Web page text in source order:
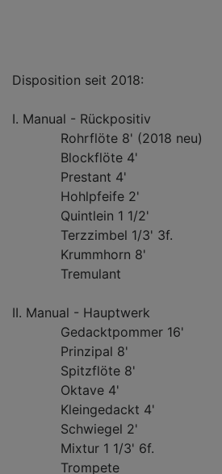
Disposition seit 2018:
I. Manual - Rückpositiv
Rohrflöte 8' (2018
Quintlein 1
Terzzimbel 1/
II. Manual - Hauptwerk
Oktave
Mixtur 1 1/
Trompete